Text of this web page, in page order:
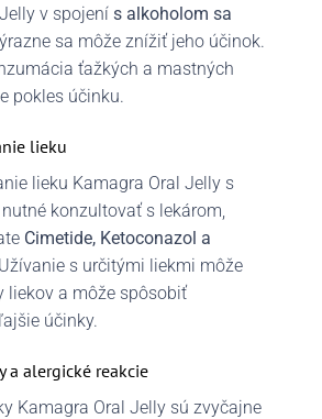
v spojení s alkoholom sa
sa môže znížiť jeho účinok.
ťažkých a mastných
pokles účinku.
lieku
lieku Kamagra Oral Jelly s
konzultovať s lekárom,
Cimetide, Ketoconazol a
s určitými liekmi môže
liekov a môže spôsobiť
účinky.
a alergické reakcie
Kamagra Oral Jelly sú zvyčajne